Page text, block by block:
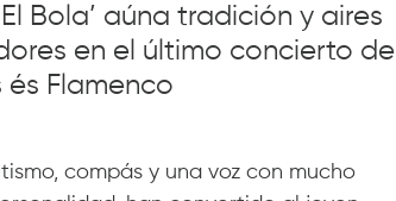
Bola’ aúna tradición y aires
en el último concierto de
és Flamenco
compás y una voz con mucho